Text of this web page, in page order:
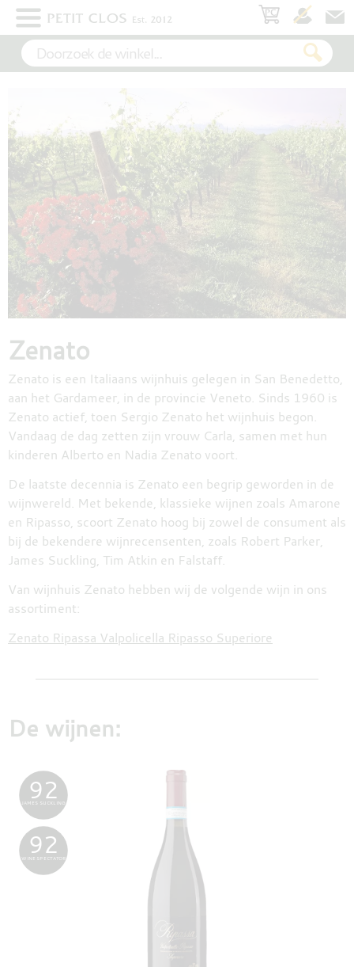
WIT
ROOD
MOUSSEREND
DESSERT
DESTILLATEN
PROEFDOZEN
MEER
Zenato
Zenato is een Italiaans wijnhuis gelegen in San Benedetto,
aan het Gardameer, in de provincie Veneto. Sinds 1960 is
Zenato actief, toen Sergio Zenato het wijnhuis begon.
Vandaag de dag zetten zijn vrouw Carla, samen met hun
kinderen Alberto en Nadia Zenato voort.
De laatste decennia is Zenato een begrip geworden in de
wijnwereld. Met bekende, klassieke wijnen zoals Amarone
en Ripasso, scoort Zenato hoog bij zowel de consument als
bij de bekendere wijnrecensenten, zoals Robert Parker,
James Suckling, Tim Atkin en Falstaff.
Van wijnhuis Zenato hebben wij de volgende wijn in ons
assortiment:
Zenato Ripassa Valpolicella Ripasso Superiore
De wijnen:
92
JAMES SUCKLING
92
WINE SPECTATOR